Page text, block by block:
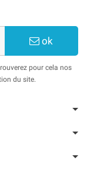
ok
pour cela nos
du site.